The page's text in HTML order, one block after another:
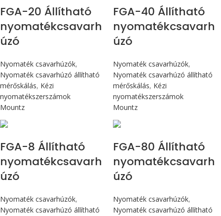
FGA-20 Állítható
nyomatékcsavarh
úzó
Nyomaték csavarhúzók,
Nyomaték csavarhúzó állítható
mérőskálás, Kézi
nyomatékszerszámok
Mountz
FGA-40 Állítható
nyomatékcsavarh
úzó
Nyomaték csavarhúzók,
Nyomaték csavarhúzó állítható
mérőskálás, Kézi
nyomatékszerszámok
Mountz
FGA-8 Állítható
nyomatékcsavarh
úzó
Nyomaték csavarhúzók,
Nyomaték csavarhúzó állítható
FGA-80 Állítható
nyomatékcsavarh
úzó
Nyomaték csavarhúzók,
Nyomaték csavarhúzó állítható